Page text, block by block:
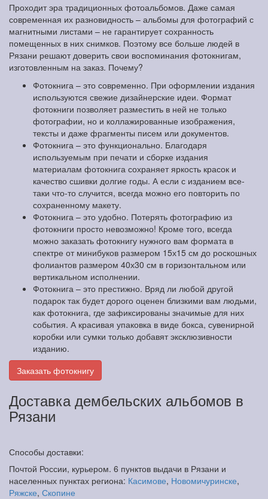
Проходит эра традиционных фотоальбомов. Даже самая
современная их разновидность – альбомы для фотографий с
магнитными листами – не гарантирует сохранность
помещенных в них снимков. Поэтому все больше людей в
Рязани решают доверить свои воспоминания фотокнигам,
изготовленным на заказ. Почему?
Фотокнига – это современно. При оформлении издания
используются свежие дизайнерские идеи. Формат
фотокниги позволяет разместить в ней не только
фотографии, но и коллажированные изображения,
тексты и даже фрагменты писем или документов.
Фотокнига – это функционально. Благодаря
используемым при печати и сборке издания
материалам фотокнига сохраняет яркость красок и
качество сшивки долгие годы. А если с изданием все-
таки что-то случится, всегда можно его повторить по
сохраненному макету.
Фотокнига – это удобно. Потерять фотографию из
фотокниги просто невозможно! Кроме того, всегда
можно заказать фотокнигу нужного вам формата в
спектре от минибуков размером 15х15 см до роскошных
фолиантов размером 40х30 см в горизонтальном или
вертикальном исполнении.
Фотокнига – это престижно. Вряд ли любой другой
подарок так будет дорого оценен близкими вам людьми,
как фотокнига, где зафиксированы значимые для них
события. А красивая упаковка в виде бокса, сувенирной
коробки или сумки только добавят эксклюзивности
изданию.
Заказать фотокнигу
Доставка дембельских альбомов в
Рязани
Способы доставки:
Почтой России, курьером. 6 пунктов выдачи в Рязани и
населенных пунктах региона: Касимове, Новомичуринске,
Ряжске, Скопине